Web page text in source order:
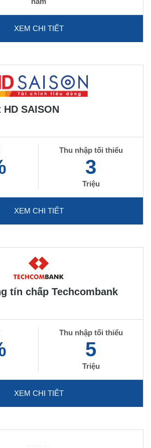
XEM CHI TIẾT
SAISON
Thu nhập tối thiểu
3
Triệu
XEM CHI TIẾT
tín chấp Techcombank
Thu nhập tối thiểu
5
Triệu
XEM CHI TIẾT